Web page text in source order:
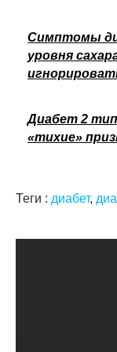
Симптомы
уровня
Диабет 2
«тихие»
Теги : диабет,